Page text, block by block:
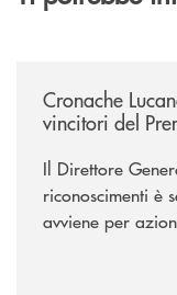
Cronache
vincitori del
Il Direttore
riconoscimenti è
avviene per